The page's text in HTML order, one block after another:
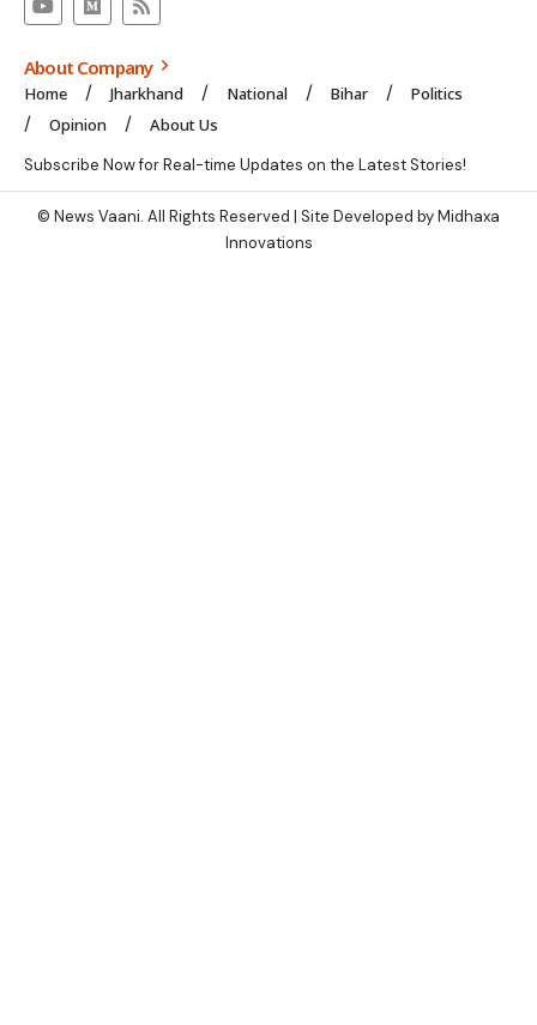
About Company
Home Jharkhand National Bihar
Politics
Opinion
About Us
Subscribe Now for Real-time Updates on the Latest Stories!
© News Vaani. All Rights Reserved | Site Developed by Midhaxa
Innovations